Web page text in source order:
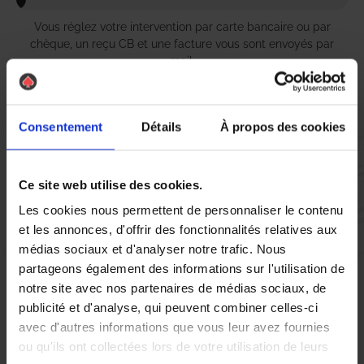
Consentement Détails À propos des cookies
Ce site web utilise des cookies.
Les cookies nous permettent de personnaliser le contenu
et les annonces, d'offrir des fonctionnalités relatives aux
médias sociaux et d'analyser notre trafic. Nous
partageons également des informations sur l'utilisation de
notre site avec nos partenaires de médias sociaux, de
publicité et d'analyse, qui peuvent combiner celles-ci
avec d'autres informations que vous leur avez fournies
ou qu'ils ont collectées lors de votre utilisation de leurs
Vous réglez votre intervention par carte bancaire ou par
chèque, un reçu CB et une facture vous sont envoyés par
mail.
Vous recevez une demande d’évaluation de votre expérience
avec l’équipe AS DE PIC.
Nous avons pensé à tout
À Tarascon, la présence de nuisibles tels que les chenilles peut